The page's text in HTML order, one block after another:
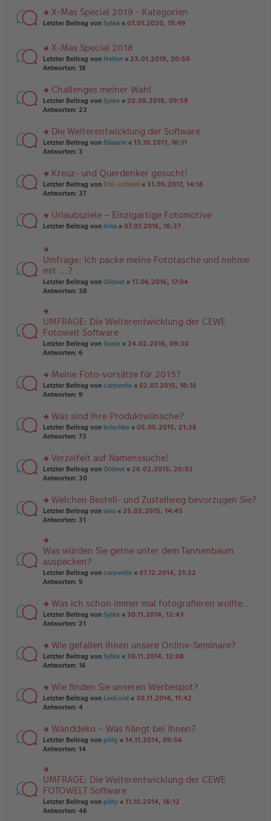
tr
a
e
n
ei
tr
a
n
g
es
e
n
er
ei
tr
a
rs
u
n
g
es
e
n
er
ei
tr
a
X-Mas Special 2019 - Kategorien
Letzter Beitrag von Sylke « 07.01.2020, 15:49
rs
te
n
g
el
e
n
er
tr
a
g
X-Mas Special 2018
Letzter Beitrag von Hellen « 23.01.2019, 20:50
Antworten: 18
rs
te
n
g
el
e
n
er
tr
a
Challenges meiner Wahl
Letzter Beitrag von Sylke « 20.09.2018, 09:59
Antworten: 23
rs
te
n
g
el
e
n
ei
tr
a
g
Die Weiterentwicklung der Software
Letzter Beitrag von Bäuerin « 13.10.2017, 16:11
Antworten: 3
rs
te
n
g
es
e
n
er
B
ei
a
g
Kreuz- und Querdenker gesucht!
Letzter Beitrag von DSL-schnell « 31.05.2017, 14:18
Antworten: 37
rs
u
n
g
el
es
n
er
B
ei
tr
a
Urlaubsziele – Einzigartige Fotomotive
Letzter Beitrag von Irina « 07.07.2016, 16:37
rs
te
r
u
n
el
es
e
n
er
tr
a
g
Umfrage: Ich packe meine Fototasche und nehme
mit ...?
Letzter Beitrag von Oldnat « 17.06.2016, 17:04
Antworten: 38
rs
te
r
u
n
el
es
e
B
ei
tr
g
UMFRAGE: Die Weiterentwicklung der CEWE
Fotowelt Software
Letzter Beitrag von Sonja « 24.02.2016, 09:30
Antworten: 6
rs
te
n
g
el
e
n
er
tr
a
g
Meine Foto-vorsätze für 2015?
Letzter Beitrag von carpentis « 02.07.2015, 18:16
Antworten: 9
rs
te
n
g
el
e
n
er
tr
a
g
Was sind Ihre Produktwünsche?
Letzter Beitrag von brischke « 05.05.2015, 21:26
Antworten: 73
rs
te
n
g
el
e
n
er
B
ei
tr
g
Verzeifelt auf Namenssuche!
Letzter Beitrag von Oldnat « 26.02.2015, 20:03
Antworten: 30
rs
te
u
n
g
el
es
e
er
B
ei
tr
g
Welchen Bestell- und Zustellweg bevorzugen Sie?
Letzter Beitrag von uwu « 25.02.2015, 14:45
Antworten: 31
rs
te
r
u
n
el
es
e
B
ei
tr
g
Was würden Sie gerne unter dem Tannenbaum
auspacken?
Letzter Beitrag von carpentis « 07.12.2014, 21:32
Antworten: 9
rs
te
n
g
el
e
n
er
tr
a
g
Was ich schon immer mal fotografieren wollte…
Letzter Beitrag von Sylke « 30.11.2014, 12:43
Antworten: 21
rs
te
n
g
el
e
n
er
tr
a
g
Wie gefallen Ihnen unsere Online-Seminare?
Letzter Beitrag von Sylke « 30.11.2014, 12:08
Antworten: 16
rs
te
n
g
el
e
n
er
B
ei
tr
Wie finden Sie unseren Werbespot?
Letzter Beitrag von LenLord « 30.11.2014, 11:42
Antworten: 4
rs
te
u
n
g
el
es
e
Wanddeko – Was hängt bei Ihnen?
Letzter Beitrag von pitty « 14.11.2014, 09:56
Antworten: 14
rs
te
r
u
n
UMFRAGE: Die Weiterentwicklung der CEWE
FOTOWELT Software
Letzter Beitrag von pitty « 11.10.2014, 16:12
Antworten: 46